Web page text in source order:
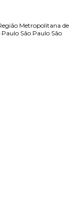
Metropolitana de
Paulo São Paulo São